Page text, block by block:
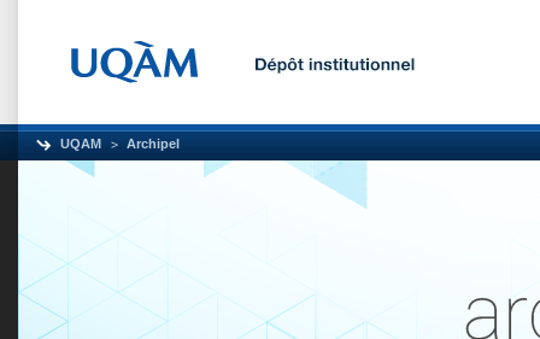
UQAM Archipel